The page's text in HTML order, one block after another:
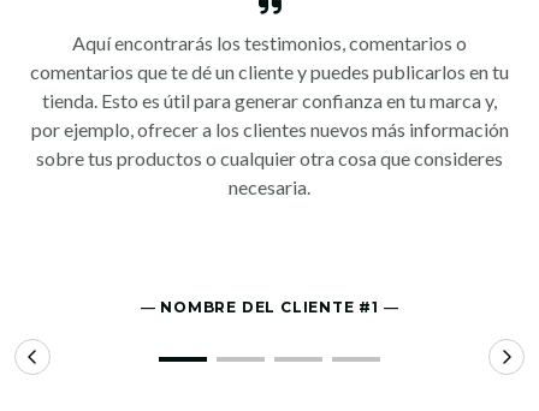
Aquí encontrarás los testimonios, comentarios o
comentarios que te dé un cliente y puedes publicarlos en tu
tienda. Esto es útil para generar confianza en tu marca y,
por ejemplo, ofrecer a los clientes nuevos más información
sobre tus productos o cualquier otra cosa que consideres
necesaria.
― NOMBRE DEL CLIENTE #1 ―